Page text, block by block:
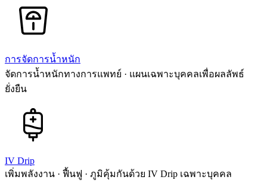
การจัดการน้ำหนัก
จัดการน้ำหนักทางการแพทย์ · แผนเฉพาะบุคคลเพื่อผลลัพธ์
ยั่งยืน
IV Drip
เพิ่มพลังงาน · ฟื้นฟู · ภูมิคุ้มกันด้วย IV Drip เฉพาะบุคคล